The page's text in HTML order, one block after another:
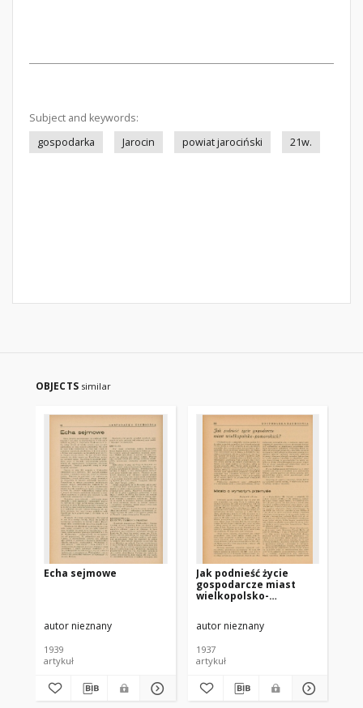
Subject and keywords:
gospodarka
Jarocin powiat jarociński 21w.
OBJECTS similar
Echa sejmowe
autor nieznany
1939
artykuł
Jak podnieść życie
gospodarcze miast
wielkopolsko-
autor nieznany
1937
artykuł